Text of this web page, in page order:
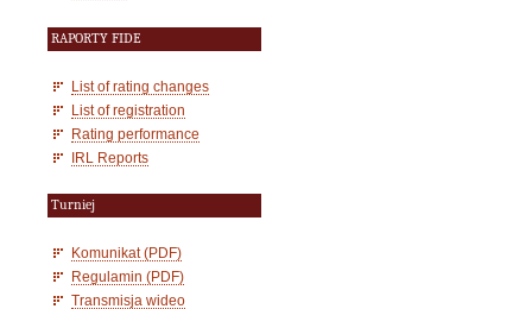
RAPORTY FIDE
List of rating changes
List of registration
Rating performance
IRL Reports
Turniej
Komunikat (PDF)
Regulamin (PDF)
Transmisja wideo